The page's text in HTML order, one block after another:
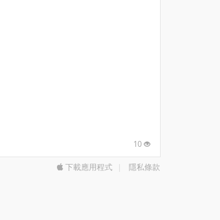
10
下載應用程式 | 隱私條款